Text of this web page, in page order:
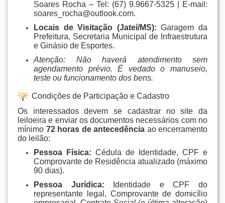
Soares Rocha – Tel: (67) 9.9667-5325 | E-mail:
soares_rocha@outlook.com.
Locais de Visitação (Jateí/MS): Garagem da
Prefeitura, Secretaria Municipal de Infraestrutura
e Ginásio de Esportes.
Atenção: Não haverá atendimento sem
agendamento prévio. É vedado o manuseio,
teste ou funcionamento dos bens.
Condições de Participação e Cadastro
Os interessados devem se cadastrar no site da
leiloeira e enviar os documentos necessários com no
mínimo 72 horas de antecedência ao encerramento
do leilão:
Pessoa Física: Cédula de Identidade, CPF e
Comprovante de Residência atualizado (máximo
90 dias).
Pessoa Jurídica: Identidade e CPF do
representante legal, Comprovante de domicílio